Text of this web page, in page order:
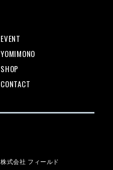
EVENT
YOMIMONO
SHOP
CONTACT
株式会社 フィールド